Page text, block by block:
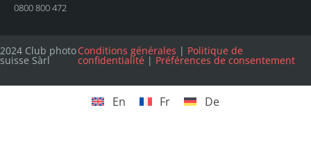
0800 800 472
2024 Club photo
suisse Sàrl
Conditions générales | Politique de
confidentialité | Préférences de consentement
En Fr De